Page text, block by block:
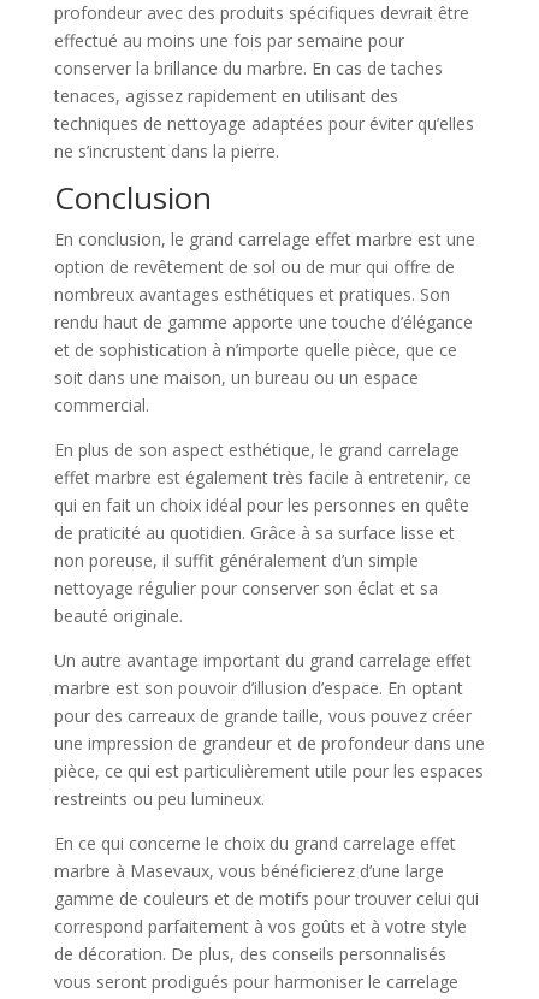
profondeur avec des produits spécifiques devrait être
effectué au moins une fois par semaine pour
conserver la brillance du marbre. En cas de taches
tenaces, agissez rapidement en utilisant des
techniques de nettoyage adaptées pour éviter qu’elles
ne s’incrustent dans la pierre.
Conclusion
En conclusion, le grand carrelage effet marbre est une
option de revêtement de sol ou de mur qui offre de
nombreux avantages esthétiques et pratiques. Son
rendu haut de gamme apporte une touche d’élégance
et de sophistication à n’importe quelle pièce, que ce
soit dans une maison, un bureau ou un espace
commercial.
En plus de son aspect esthétique, le grand carrelage
effet marbre est également très facile à entretenir, ce
qui en fait un choix idéal pour les personnes en quête
de praticité au quotidien. Grâce à sa surface lisse et
non poreuse, il suffit généralement d’un simple
nettoyage régulier pour conserver son éclat et sa
beauté originale.
Un autre avantage important du grand carrelage effet
marbre est son pouvoir d’illusion d’espace. En optant
pour des carreaux de grande taille, vous pouvez créer
une impression de grandeur et de profondeur dans une
pièce, ce qui est particulièrement utile pour les espaces
restreints ou peu lumineux.
En ce qui concerne le choix du grand carrelage effet
marbre à Masevaux, vous bénéficierez d’une large
gamme de couleurs et de motifs pour trouver celui qui
correspond parfaitement à vos goûts et à votre style
de décoration. De plus, des conseils personnalisés
vous seront prodigués pour harmoniser le carrelage